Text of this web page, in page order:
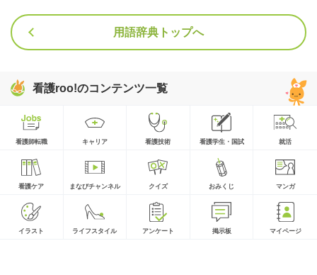
用語辞典トップへ
看護roo!のコンテンツ一覧
看護師転職 キャリア 看護技術 看護学生・国試 就活
看護ケア まなびチャンネル クイズ おみくじ マンガ
イラスト ライフスタイル アンケート 掲示板 マイページ